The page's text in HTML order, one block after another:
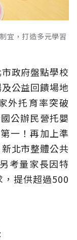
宜，打造多元學習
政府盤點學校
公益回饋場地
外托育率突破
公辦民營托嬰
一！再加上準
北市整體公共
考量家長因特
提供超過500